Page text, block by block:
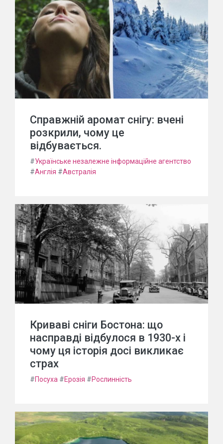
Справжній аромат снігу: вчені
розкрили, чому це
відбувається.
#Українське незалежне інформаційне агентство
#Англія #Австралія
Криваві сніги Бостона: що
насправді відбулося в 1930-х і
чому ця історія досі викликає
страх
#Посуха #Ерозія #Рослинність